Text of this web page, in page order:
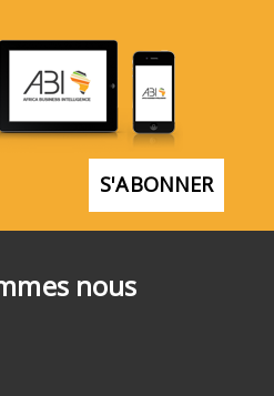
nous
S'ABONNER